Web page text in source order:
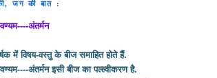
जग की बात :
अंतर्मन
में विषय-वस्तु के बीज समाहित होते हैं.
अंतर्मन इसी बीज का पल्ल्वीकरण है.